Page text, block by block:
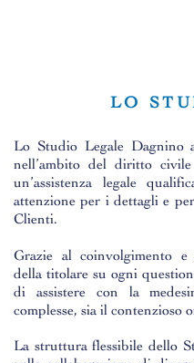
LO
Lo Studio Legale Dagnino
nell’ambito del diritto
un’assistenza legale
attenzione per i dettagli e
Clienti.
Grazie al coinvolgimento e
della titolare su ogni
di assistere con la
complesse, sia il contenzioso
La struttura flessibile dello